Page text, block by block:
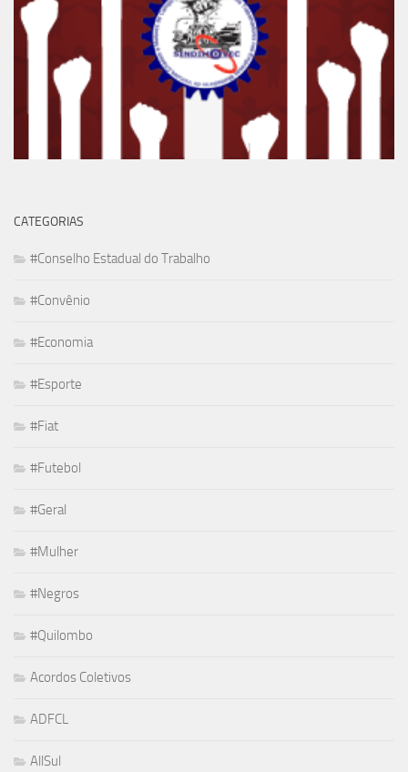
CATEGORIAS
#Conselho Estadual do Trabalho
#Convênio
#Economia
#Esporte
#Fiat
#Futebol
#Geral
#Mulher
#Negros
#Quilombo
Acordos Coletivos
ADFCL
AllSul